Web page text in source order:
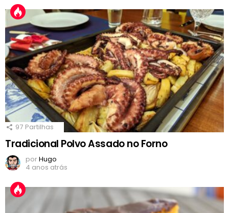
97 Partilhas
Tradicional Polvo Assado no Forno
porHugo
4 anos atrás